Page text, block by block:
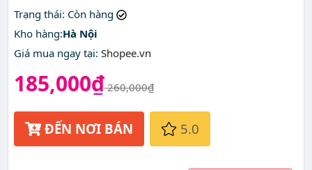
nhất ở đâu?
Trạng thái: Còn hàng
Kho hàng:Hà Nội
Giá mua ngay tại: Shopee.vn
185,000₫260,000₫
ĐẾN NƠI BÁN 5.0